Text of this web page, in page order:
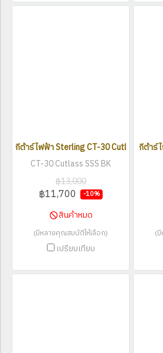
กีต้าร์ไฟฟ้า Sterling CT-30 Cutlass SSS
CT-30 Cutlass SSS BK
฿13,000
฿11,700 -10%
สินค้าหมด
(มีหลายคุณสมบัติให้เลือก)
เปรียบเทียบ
กีต้าร์
(